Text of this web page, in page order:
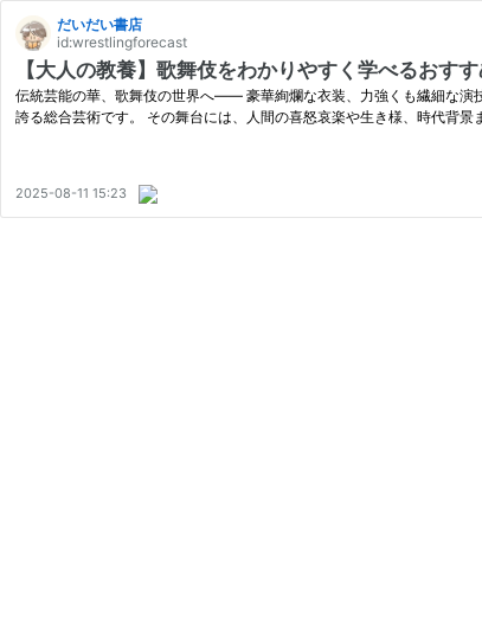
だいだい書店
id:wrestlingforecast
【大人の教養】歌舞伎をわかりやすく学べるおす
伝統芸能の華、歌舞伎の世界へ—— 豪華絢爛な衣装、力強くも繊細な演
誇る総合芸術です。 その舞台には、人間の喜怒哀楽や生き様、時代背
2025-08-11 15:23